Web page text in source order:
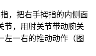
，把右手拇指的内侧面
节，用肘关节带动腕关
左一右的推动动作（图